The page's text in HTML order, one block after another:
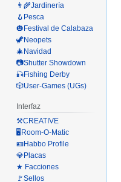
👨‍🌾Jardinería
🪝Pesca
🎃Festival de Calabaza
🦖Neopets
🎄Navidad
📷Shutter Showdown
🎣Fishing Derby
🎲User-Games (UGs)
Interfaz
⚒️CREATIVE
🖥️Room-O-Matic
🪪Habbo Profile
💎Placas
★ Facciones
🚩Sellos